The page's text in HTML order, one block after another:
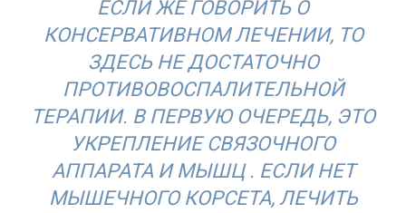
ЕСЛИ ЖЕ ГОВОРИТЬ О
КОНСЕРВАТИВНОМ ЛЕЧЕНИИ, ТО
ЗДЕСЬ НЕ ДОСТАТОЧНО
ПРОТИВОВОСПАЛИТЕЛЬНОЙ
ТЕРАПИИ. В ПЕРВУЮ ОЧЕРЕДЬ, ЭТО
УКРЕПЛЕНИЕ СВЯЗОЧНОГО
АППАРАТА И МЫШЦ . ЕСЛИ НЕТ
МЫШЕЧНОГО КОРСЕТА, ЛЕЧИТЬ